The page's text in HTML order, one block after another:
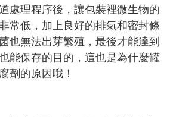
處理程序後，讓包裝裡微生物的
常低，加上良好的排氣和密封條
也無法出芽繁殖，最後才能達到
能保存的目的，這也是為什麼罐
劑的原因哦！